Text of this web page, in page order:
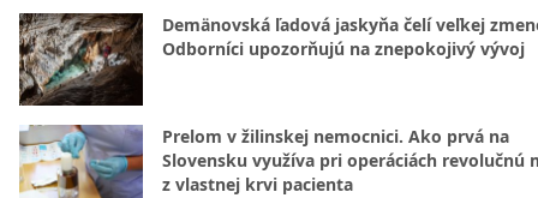
Demänovská ľadová jaskyňa čelí veľkej
Odborníci upozorňujú na znepokojivý vývoj
Prelom v žilinskej nemocnici. Ako prvá na
Slovensku využíva pri operáciách revolučnú
z vlastnej krvi pacienta